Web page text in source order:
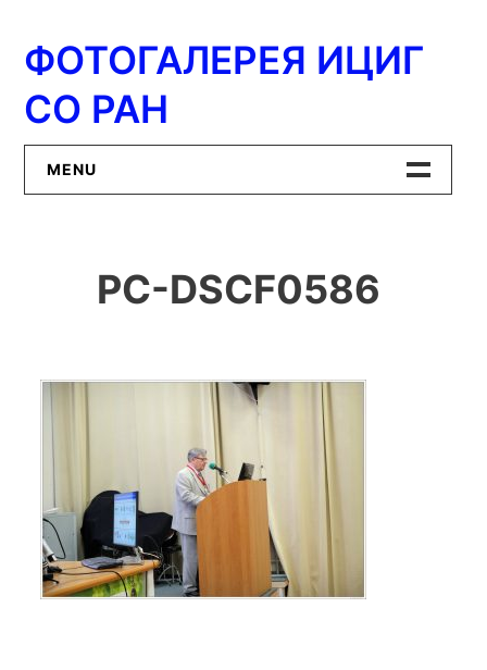
содержимому
ФОТОГАЛЕРЕЯ ИЦИГ
СО РАН
MENU
ИЦиГ СО РАН
PC-DSCF0586